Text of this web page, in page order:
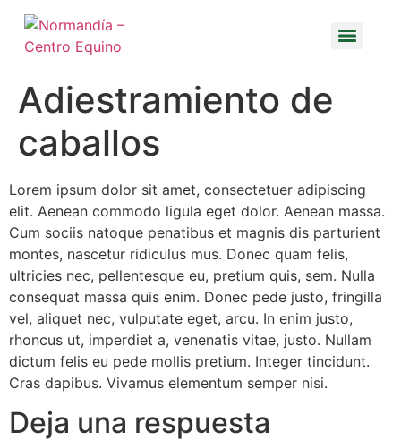
Adiestramiento de
caballos
Lorem ipsum dolor sit amet, consectetuer adipiscing
elit. Aenean commodo ligula eget dolor. Aenean massa.
Cum sociis natoque penatibus et magnis dis parturient
montes, nascetur ridiculus mus. Donec quam felis,
ultricies nec, pellentesque eu, pretium quis, sem. Nulla
consequat massa quis enim. Donec pede justo, fringilla
vel, aliquet nec, vulputate eget, arcu. In enim justo,
rhoncus ut, imperdiet a, venenatis vitae, justo. Nullam
dictum felis eu pede mollis pretium. Integer tincidunt.
Cras dapibus. Vivamus elementum semper nisi.
Deja una respuesta